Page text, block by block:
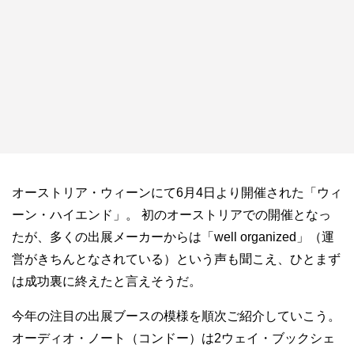
オーストリア・ウィーンにて6月4日より開催された「ウィ
ーン・ハイエンド」。
初のオーストリアでの開催となっ
たが、多くの出展メーカーからは「well organized」（運
営がきちんとなされている）という声も聞こえ、ひとまず
は成功裏に終えたと言えそうだ。
今年の注目の出展ブースの模様を順次ご紹介していこう。
オーディオ・ノート（コンドー）は2ウェイ・ブックシェ